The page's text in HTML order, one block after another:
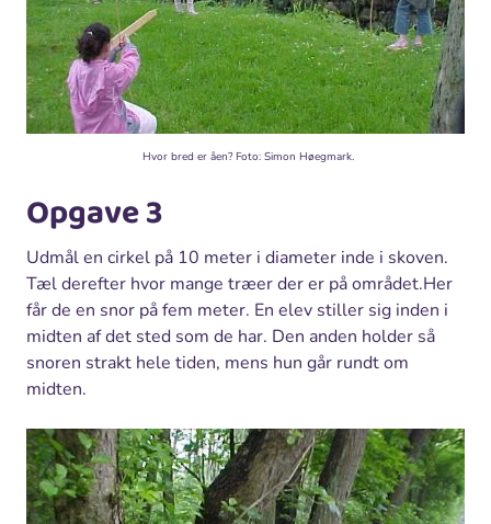
Hvor bred er åen? Foto: Simon Høegmark.
Opgave 3
Udmål en cirkel på 10 meter i diameter inde i skoven.
Tæl derefter hvor mange træer der er på området.Her
får de en snor på fem meter. En elev stiller sig inden i
midten af det sted som de har. Den anden holder så
snoren strakt hele tiden, mens hun går rundt om
midten.